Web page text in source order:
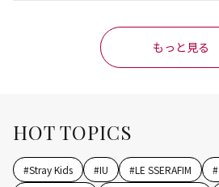
もっと見る
HOT TOPICS
#Stray Kids #IU #LE SSERAFIM #